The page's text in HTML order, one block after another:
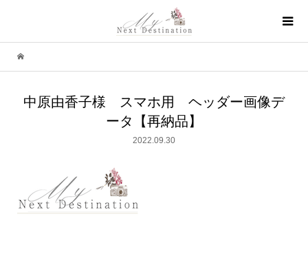
中原由香子様 スマホ用 ヘッダー画像デ
ータ【再納品】
2022.09.30